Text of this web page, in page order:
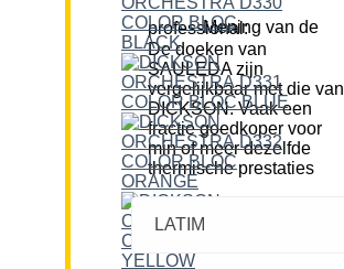
Mening van de professional:
De doeken van
SAULEDA zijn
vergelijkbaar met die van
DICKSON. Vaak een
fractie goedkoper voor
min of meer dezelfde
thermische prestaties
LATIM